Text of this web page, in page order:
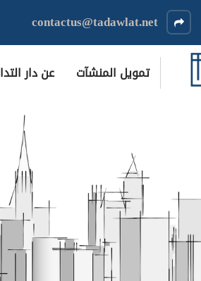
contactus@tadawlat.net
تمويل المنشآت عن دار